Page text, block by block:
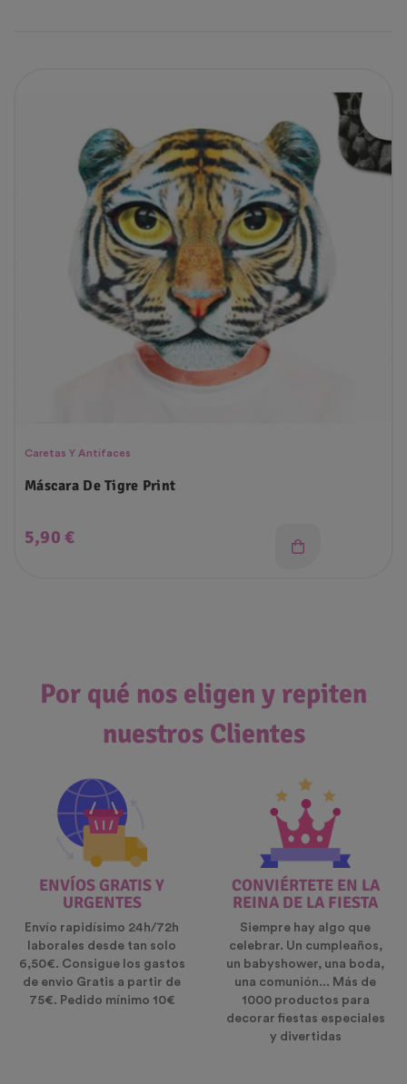
Caretas Y Antifaces
Máscara De Tigre Print
Precio
5,90 €
Por qué nos eligen y repiten
nuestros Clientes
ENVÍOS GRATIS Y
URGENTES
Envío rapidísimo 24h/72h
laborales desde tan solo
6,50€. Consigue los gastos
de envio Gratis a partir de
75€. Pedido mínimo 10€
CONVIÉRTETE EN LA
REINA DE LA FIESTA
Siempre hay algo que
celebrar. Un cumpleaños,
un babyshower, una boda,
una comunión... Más de
1000 productos para
decorar fiestas especiales
y divertidas